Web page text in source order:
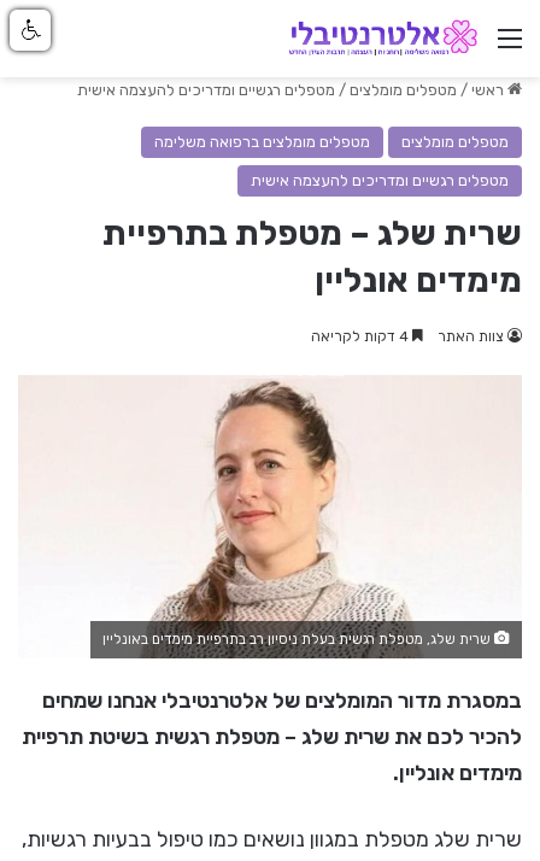
ניווט באתר
ראשי / מטפלים מומלצים / מטפלים רגשיים ומדריכים להעצמה אישית
מטפלים מומלצים מטפלים מומלצים ברפואה משלימה
מטפלים רגשיים ומדריכים להעצמה אישית
שרית שלג – מטפלת בתרפיית
מימדים אונליין
צוות האתר
שרית שלג, מטפלת רגשית בעלת ניסיון רב בתרפיית מימדים באונליין
במסגרת מדור המומלצים של אלטרנטיבלי אנחנו שמחים
להכיר לכם את שרית שלג – מטפלת רגשית בשיטת תרפיית
מימדים אונליין.
שרית שלג מטפלת במגוון נושאים כמו טיפול בבעיות רגשיות,